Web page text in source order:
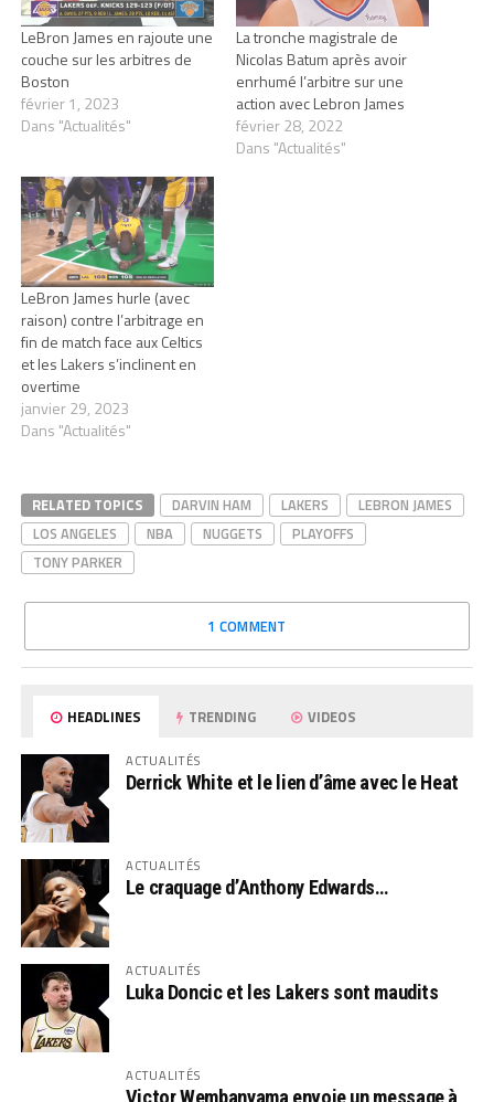
LeBron James en rajoute une
couche sur les arbitres de
Boston
février 1, 2023
Dans "Actualités"
La tronche magistrale de
Nicolas Batum après avoir
enrhumé l’arbitre sur une
action avec Lebron James
février 28, 2022
Dans "Actualités"
LeBron James hurle (avec
raison) contre l’arbitrage en
fin de match face aux Celtics
et les Lakers s’inclinent en
overtime
janvier 29, 2023
Dans "Actualités"
RELATED TOPICS DARVIN HAM LAKERS
LEBRON JAMES
LOS ANGELES
NBA NUGGETS
PLAYOFFS
TONY PARKER
1 COMMENT
HEADLINES TRENDING VIDEOS
ACTUALITÉS
Derrick White et le lien d’âme avec le Heat
ACTUALITÉS
Le craquage d’Anthony Edwards…
ACTUALITÉS
Luka Doncic et les Lakers sont maudits
ACTUALITÉS
Victor Wembanyama envoie un message à